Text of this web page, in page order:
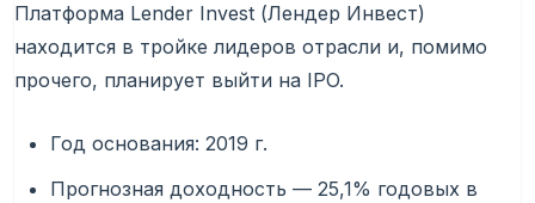
Платформа Lender Invest (Лендер Инвест)
находится в тройке лидеров отрасли и, помимо
прочего, планирует выйти на IPO.
Год основания: 2019 г.
Прогнозная доходность — 25,1% годовых в